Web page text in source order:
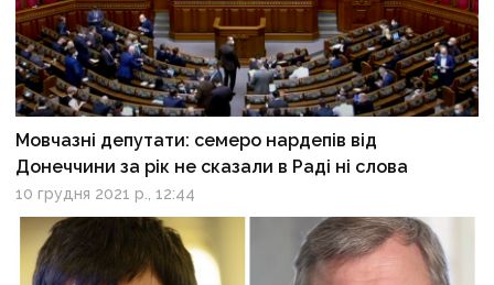
Мовчазні депутати: семеро нардепів від
Донеччини за рік не сказали в Раді ні слова
10 грудня 2021 р., 12:44